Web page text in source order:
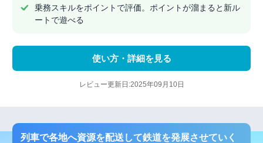
乗務スキルをポイントで評価。ポイントが溜まると新ル
ートで遊べる
使い方・詳細を見る
レビュー更新日:2025年09月10日
列車で各地へ資源を配送して鉄道を発展させていく